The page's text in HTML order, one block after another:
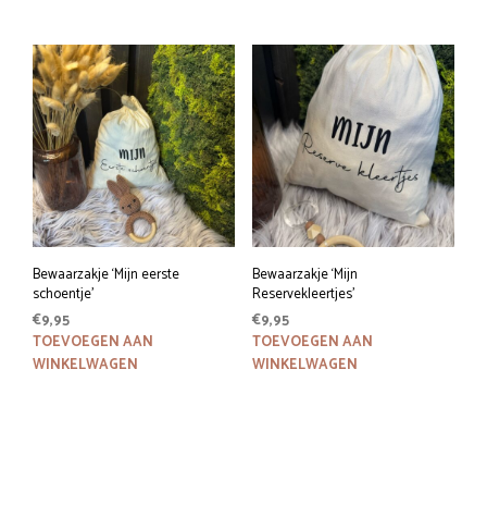
Bewaarzakje ‘Mijn eerste
schoentje’
€9,95
TOEVOEGEN AAN
WINKELWAGEN
Bewaarzakje ‘Mijn
Reservekleertjes’
€9,95
TOEVOEGEN AAN
WINKELWAGEN